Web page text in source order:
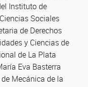
Instituto de
Sociales
de Derechos
y Ciencias de
de La Plata
Eva Basterra
Mecánica de la